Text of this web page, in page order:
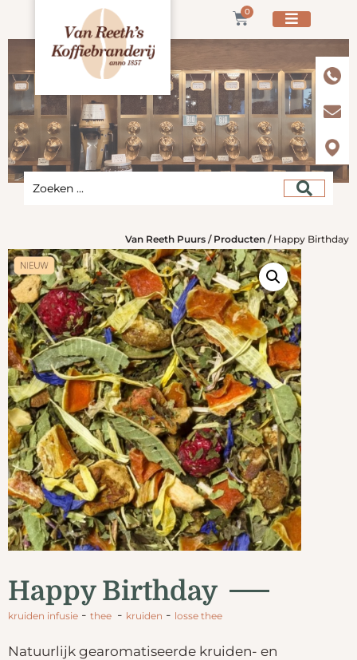
0
Van Reeth Puurs / Producten / Happy Birthday
Happy Birthday
kruiden infusie - thee - kruiden - losse thee
Natuurlijk gearomatiseerde kruiden- en